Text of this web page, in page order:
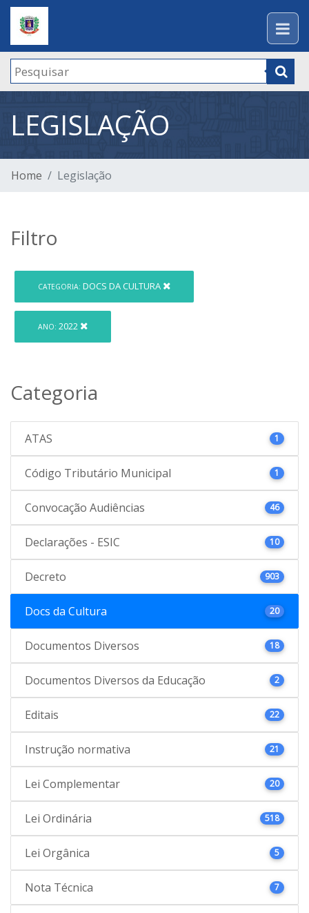
LEGISLAÇÃO
Home Legislação
Filtro
CATEGORIA: DOCS DA CULTURA
ANO: 2022
Categoria
ATAS 1
Código Tributário Municipal 1
Convocação Audiências 46
Declarações - ESIC 10
Decreto 903
Docs da Cultura 20
Documentos Diversos 18
Documentos Diversos da Educação 2
Editais 22
Instrução normativa 21
Lei Complementar 20
Lei Ordinária 518
Lei Orgânica 5
Nota Técnica 7